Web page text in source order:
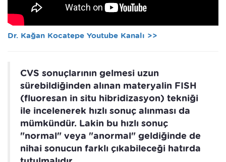
Dr. Kağan Kocatepe Youtube Kanalı >>
CVS sonuçlarının gelmesi uzun
sürebildiğinden alınan materyalin FISH
(fluoresan in situ hibridizasyon) tekniği
ile incelenerek hızlı sonuç alınması da
mümkündür. Lakin bu hızlı sonuç
"normal" veya "anormal" geldiğinde de
nihai sonucun farklı çıkabileceği hatırda